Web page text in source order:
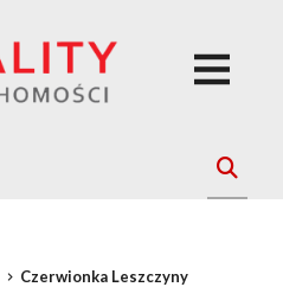
Czerwionka Leszczyny